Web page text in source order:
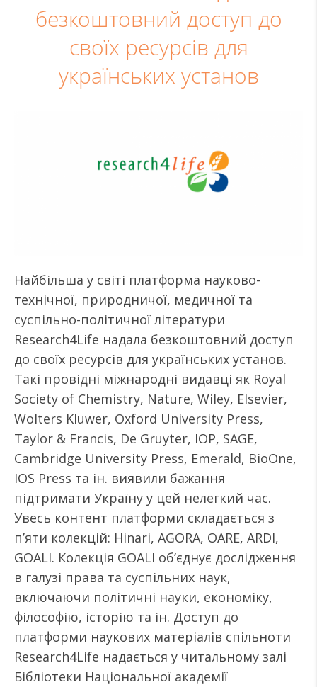
безкоштовний доступ до
своїх ресурсів для
українських установ
Найбільша у світі платформа науково-
технічної, природничої, медичної та
суспільно-політичної літератури
Research4Life надала безкоштовний доступ
до своїх ресурсів для українських установ.
Такі провідні міжнародні видавці як Royal
Society of Chemistry, Nature, Wiley, Elsevier,
Wolters Kluwer, Oxford University Press,
Taylor & Francis, De Gruyter, IOP, SAGE,
Cambridge University Press, Emerald, BioOne,
IOS Press та ін. виявили бажання
підтримати Україну у цей нелегкий час.
Увесь контент платформи складається з
п’яти колекцій: Hinari, AGORA, OARE, ARDI,
GOALI. Колекція GOALI об’єднує дослідження
в галузі права та суспільних наук,
включаючи політичні науки, економіку,
філософію, історію та ін. Доступ до
платформи наукових матеріалів спільноти
Research4Life надається у читальному залі
Бібліотеки Національної академії